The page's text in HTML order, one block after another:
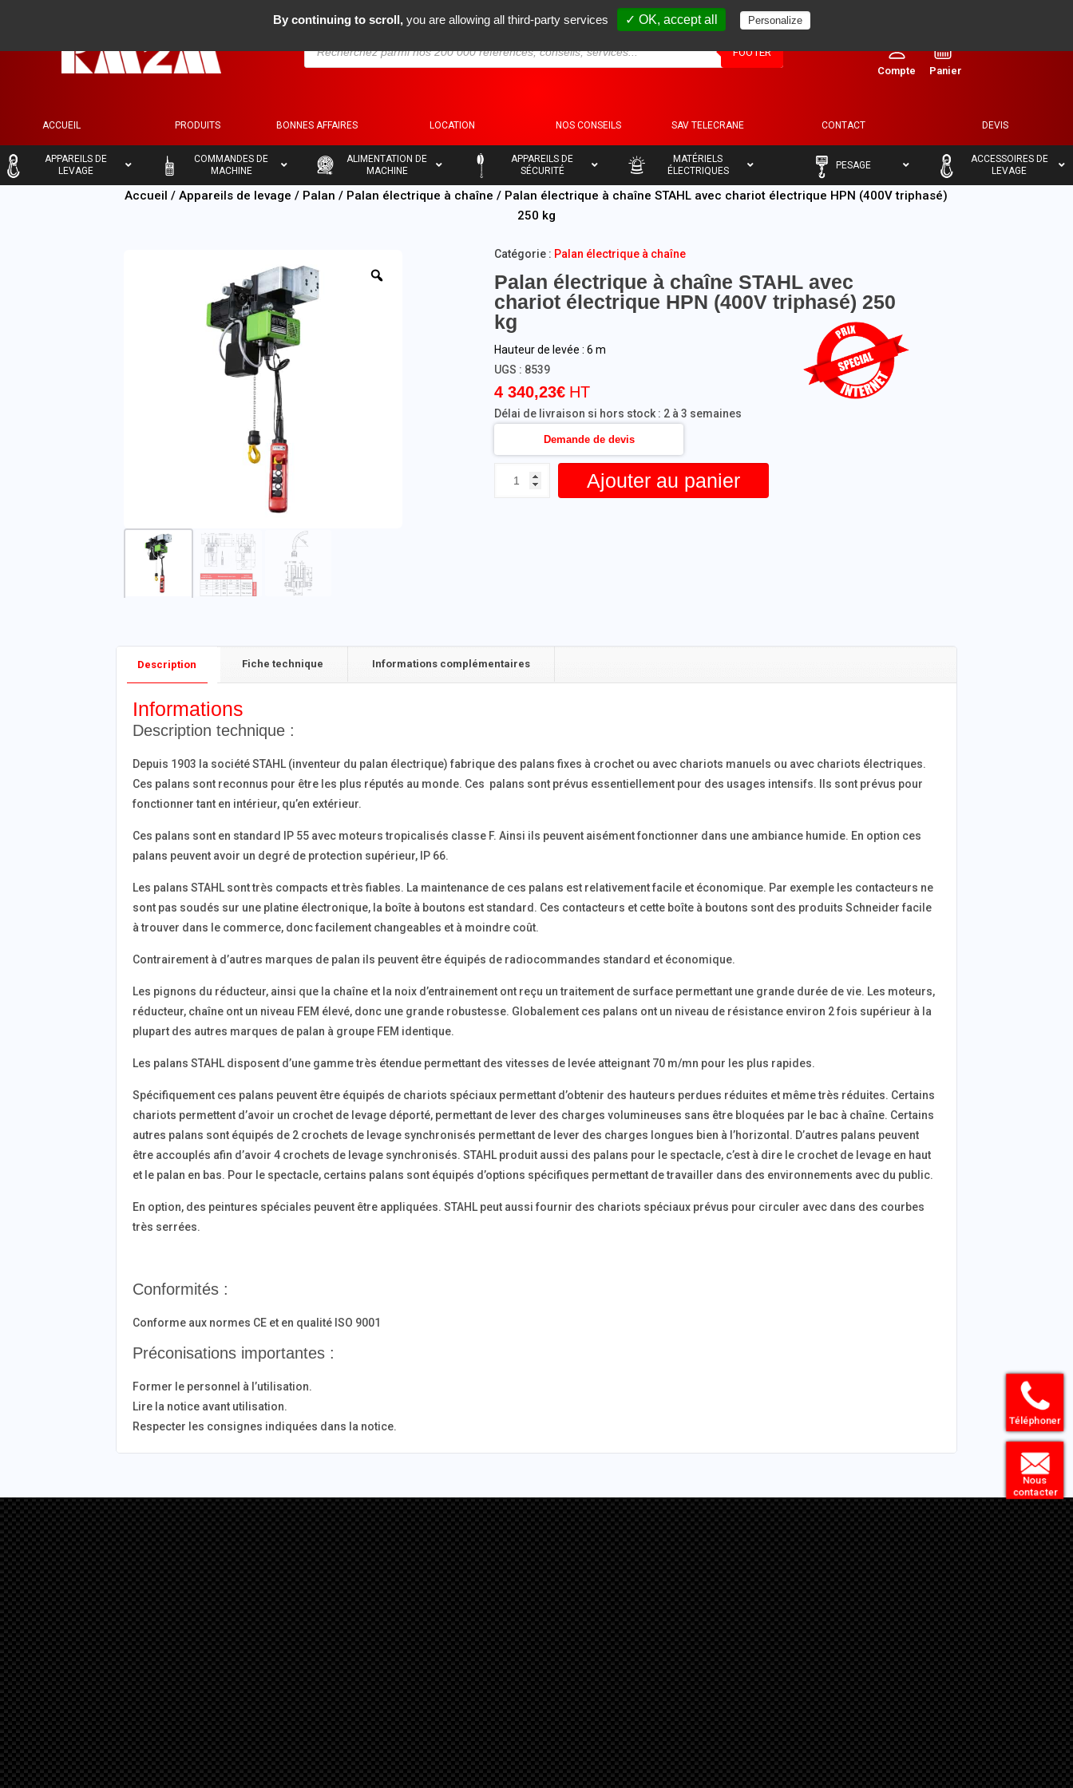
FOOTER
ACCUEIL
– PRODUITS
– BONNES AFFAIRES
– LOCATION
– NOS CONSEILS SAV TELECRANE
– CONTACT
– DEVIS
–
APPAREILS DE
LEVAGE
COMMANDES DE
MACHINE
ALIMENTATION DE
MACHINE
APPAREILS DE
SÉCURITÉ
MATÉRIELS
ÉLECTRIQUES
PESAGE
ACCESSOIRES DE
LEVAGE
Accueil /Appareils de levage / Palan / Palan électrique à chaîne / Palan électrique à chaîne STAHL avec chariot électrique HPN (400V triphasé)
250 kg
Palan électrique à chaîne STAHL avec
chariot électrique HPN (400V triphasé) 250
kg
4 340,23€
Délai de livraison si hors stock : 2 à 3 semaines
Hauteur de levée : 6 m
Ajouter au panier
Demande de devis
UGS : 8539
Catégorie : Palan électrique à chaîne
Description Fiche technique Informations complémentaires
Informations
Description technique :
Depuis 1903 la société STAHL (inventeur du palan électrique) fabrique des palans fixes à crochet ou avec chariots manuels ou avec chariots électriques.
Ces palans sont reconnus pour être les plus réputés au monde. Ces palans sont prévus essentiellement pour des usages intensifs. Ils sont prévus pour
fonctionner tant en intérieur, qu’en extérieur.
Ces palans sont en standard IP 55 avec moteurs tropicalisés classe F. Ainsi ils peuvent aisément fonctionner dans une ambiance humide. En option ces
palans peuvent avoir un degré de protection supérieur, IP 66.
Les palans STAHL sont très compacts et très fiables. La maintenance de ces palans est relativement facile et économique. Par exemple les contacteurs ne
sont pas soudés sur une platine électronique, la boîte à boutons est standard. Ces contacteurs et cette boîte à boutons sont des produits Schneider facile
à trouver dans le commerce, donc facilement changeables et à moindre coût.
Contrairement à d’autres marques de palan ils peuvent être équipés de radiocommandes standard et économique.
Les pignons du réducteur, ainsi que la chaîne et la noix d’entrainement ont reçu un traitement de surface permettant une grande durée de vie. Les moteurs,
réducteur, chaîne ont un niveau FEM élevé, donc une grande robustesse. Globalement ces palans ont un niveau de résistance environ 2 fois supérieur à la
plupart des autres marques de palan à groupe FEM identique.
Les palans STAHL disposent d’une gamme très étendue permettant des vitesses de levée atteignant 70 m/mn pour les plus rapides.
Spécifiquement ces palans peuvent être équipés de chariots spéciaux permettant d’obtenir des hauteurs perdues réduites et même très réduites. Certains
chariots permettent d’avoir un crochet de levage déporté, permettant de lever des charges volumineuses sans être bloquées par le bac à chaîne. Certains
autres palans sont équipés de 2 crochets de levage synchronisés permettant de lever des charges longues bien à l’horizontal. D’autres palans peuvent
être accouplés afin d’avoir 4 crochets de levage synchronisés. STAHL produit aussi des palans pour le spectacle, c’est à dire le crochet de levage en haut
et le palan en bas. Pour le spectacle, certains palans sont équipés d’options spécifiques permettant de travailler dans des environnements avec du public.
En option, des peintures spéciales peuvent être appliquées. STAHL peut aussi fournir des chariots spéciaux prévus pour circuler avec dans des courbes
très serrées.
Conformités :
Conforme aux normes CE et en qualité ISO 9001
Préconisations importantes :
Former le personnel à l’utilisation.
Lire la notice avant utilisation.
Respecter les consignes indiquées dans la notice.
Téléphoner
Nous
contacter
By continuing to scroll, you are allowing all third-party services ✓ OK, accept all Personalize